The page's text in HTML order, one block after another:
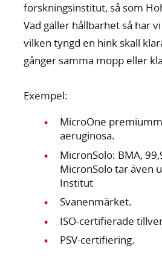
forskningsinstitut, så som
Vad gäller hållbarhet så har
vilken tyngd en hink skall
gånger samma mopp eller
Exempel:
MicroOne
aeruginosa.
MicronSolo: BMA,
MicronSolo tar även
Institut
Svanenmärket.
ISO-certifierade
PSV-certifiering.